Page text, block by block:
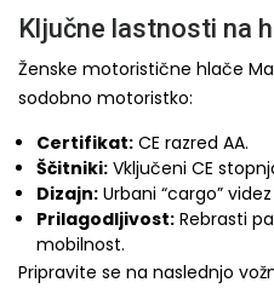
Ključne lastnosti na
Ženske motoristične hlače
sodobno motoristko:
Certifikat: CE razred AA.
Ščitniki: Vključeni CE
Dizajn: Urbani “cargo”
Prilagodljivost: Rebrasti
mobilnost.
Pripravite se na naslednjo